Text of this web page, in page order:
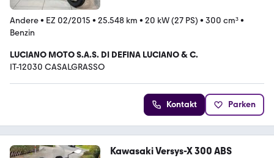
Andere• EZ 02/2015 • 25.548 km • 20 kW (27 PS) • 300 cm³•
Benzin
LUCIANO MOTO S.A.S. DI DEFINA LUCIANO & C.
IT-12030 CASALGRASSO
Kontakt Parken
Kawasaki Versys-X 300 ABS